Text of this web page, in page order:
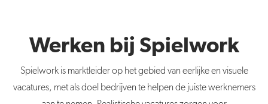
Werken bij Spielwork
Spielwork is marktleider op het gebied van eerlijke en visuele
vacatures, met als doel bedrijven te helpen de juiste werknemers